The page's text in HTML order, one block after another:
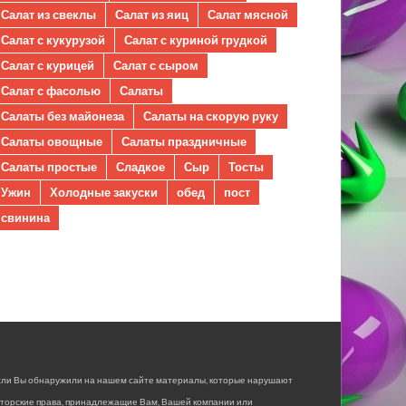
Салат из свеклы Салат из яиц
Салат мясной
Салат с кукурузой
Салат с куриной грудкой
Салат с курицей
Салат с сыром
Салат с фасолью
Салаты
Салаты без майонеза
Салаты на скорую руку
Салаты овощные
Салаты праздничные
Салаты простые
Сладкое Сыр
Тосты
Ужин
Холодные закуски обед
пост
свинина
Вы обнаружили на нашем сайте материалы, которые нарушают
права, принадлежащие Вам, Вашей компании или